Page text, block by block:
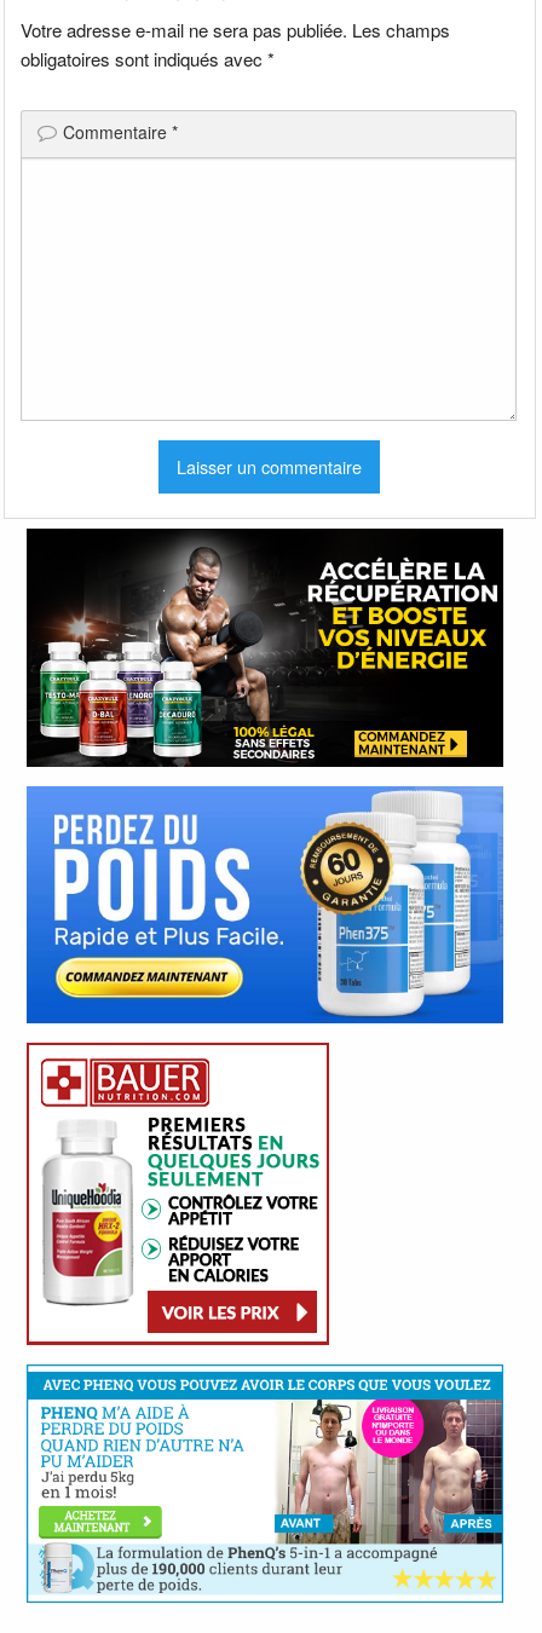
Votre adresse e-mail ne sera pas publiée. Les champs
obligatoires sont indiqués avec*
Commentaire*